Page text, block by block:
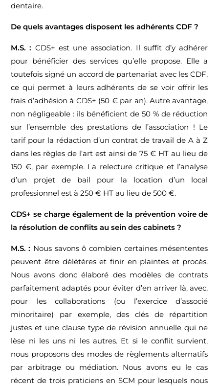
dentaire.
De quels avantages disposent les adhérents CDF ?
M.S. : CDS+ est une association. Il suffit d’y adhérer
pour bénéficier des services qu’elle propose. Elle a
toutefois signé un accord de partenariat avec les CDF,
ce qui permet à leurs adhérents de se voir offrir les
frais d’adhésion à CDS+ (50 € par an). Autre avantage,
non négligeable : ils bénéficient de 50 % de réduction
sur l’ensemble des prestations de l’association ! Le
tarif pour la rédaction d’un contrat de travail de A à Z
dans les règles de l’art est ainsi de 75 € HT au lieu de
150 €, par exemple. La relecture critique et l’analyse
d’un projet de bail pour la location d’un local
professionnel est à 250 € HT au lieu de 500 €.
CDS+ se charge également de la prévention voire de
la résolution de conflits au sein des cabinets ?
M.S. : Nous savons ô combien certaines mésententes
peuvent être délétères et finir en plaintes et procès.
Nous avons donc élaboré des modèles de contrats
parfaitement adaptés pour éviter d’en arriver là, avec,
pour les collaborations (ou l’exercice d’associé
minoritaire) par exemple, des clés de répartition
justes et une clause type de révision annuelle qui ne
lèse ni les uns ni les autres. Et si le conflit survient,
nous proposons des modes de règlements alternatifs
par arbitrage ou médiation. Nous avons eu le cas
récent de trois praticiens en SCM pour lesquels nous